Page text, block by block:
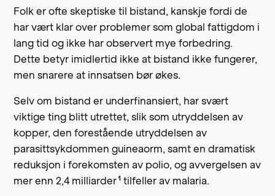
Folk er ofte skeptiske til bistand, kanskje fordi de
har vært klar over problemer som global fattigdom i
lang tid og ikke har observert mye forbedring.
Dette betyr imidlertid ikke at bistand ikke fungerer,
men snarere at innsatsen bør økes.
Selv om bistand er underfinansiert, har svært
viktige ting blitt utrettet, slik som utryddelsen av
kopper, den forestående utryddelsen av
parasittsykdommen guineaorm, samt en dramatisk
reduksjon i forekomsten av polio, og avvergelsen av
mer enn 2,4 milliarder1 tilfeller av malaria.